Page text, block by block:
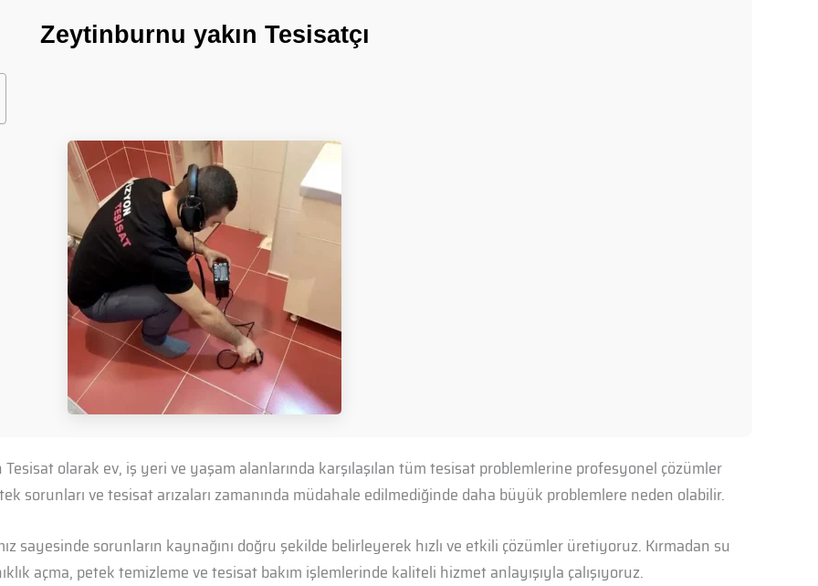
Zeytinburnu yakın Tesisatçı
olarak ev, iş yeri ve yaşam alanlarında karşılaşılan tüm tesisat problemlerine profesyonel çözümler
sorunları ve tesisat arızaları zamanında müdahale edilmediğinde daha büyük problemlere neden olabilir.
sayesinde sorunların kaynağını doğru şekilde belirleyerek hızlı ve etkili çözümler üretiyoruz. Kırmadan su
açma, petek temizleme ve tesisat bakım işlemlerinde kaliteli hizmet anlayışıyla çalışıyoruz.